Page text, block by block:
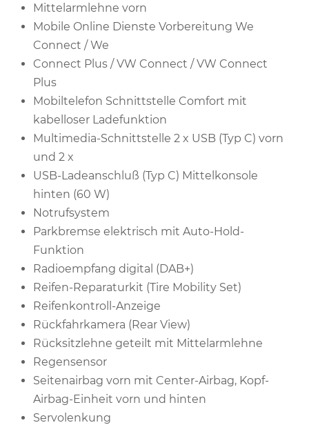
Mittelarmlehne vorn
Mobile Online Dienste Vorbereitung We
Connect / We
Connect Plus / VW Connect / VW Connect
Plus
Mobiltelefon Schnittstelle Comfort mit
kabelloser Ladefunktion
Multimedia-Schnittstelle 2 x USB (Typ C) vorn
und 2 x
USB-Ladeanschluß (Typ C) Mittelkonsole
hinten (60 W)
Notrufsystem
Parkbremse elektrisch mit Auto-Hold-
Funktion
Radioempfang digital (DAB+)
Reifen-Reparaturkit (Tire Mobility Set)
Reifenkontroll-Anzeige
Rückfahrkamera (Rear View)
Rücksitzlehne geteilt mit Mittelarmlehne
Regensensor
Seitenairbag vorn mit Center-Airbag, Kopf-
Airbag-Einheit vorn und hinten
Servolenkung